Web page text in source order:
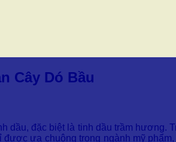
Cây Dó Bầu
dầu, đặc biệt là tinh dầu trầm hương.
ưa chuộng trong ngành mỹ